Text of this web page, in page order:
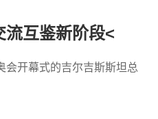
流互鉴新阶段<
会开幕式的吉尔吉斯斯坦总